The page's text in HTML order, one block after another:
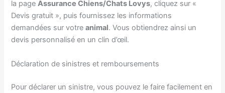
la pageAssurance Chiens/Chats Lovys, cliquez sur «
Devis gratuit », puis fournissez les informations
demandées sur votreanimal. Vous obtiendrez ainsi un
devis personnalisé en un clin d’œil.
Déclaration de sinistres et remboursements
Pour déclarer un sinistre, vous pouvez le faire facilement en